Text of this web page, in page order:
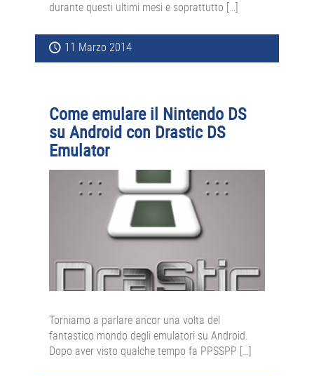
durante questi ultimi mesi e soprattutto […]
11 Marzo 2014
Come emulare il Nintendo DS
su Android con Drastic DS
Emulator
Torniamo a parlare ancor una volta del
fantastico mondo degli emulatori su Android.
Dopo aver visto qualche tempo fa PPSSPP […]